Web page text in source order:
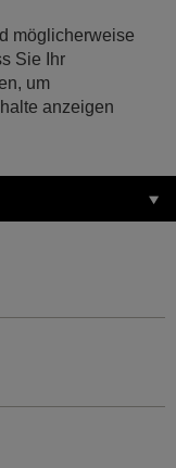
möglicherweise
Sie Ihr
um
anzeigen